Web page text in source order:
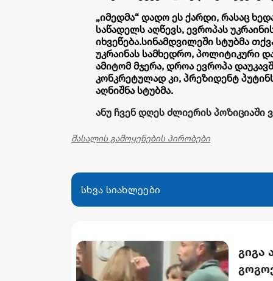
„იმედმა“ დადო ეს ქარდი, რასაც
საწადელს აღწევს, ევროპას
იხვეწება.სინამდვილეში სტუბმა
უკრაინას სამხედრო, პოლიტიკური
ამიტომ მჯერა, დროა ევროპა
კონკრეტულად კი, პრეზიდენტ
აღნიშნა სტუბმა.
ანუ ჩვენ დღეს ძლიერის პოზიციაში
მასალის გამოყენების პირობები
სხვა სიახლეები
გიგა